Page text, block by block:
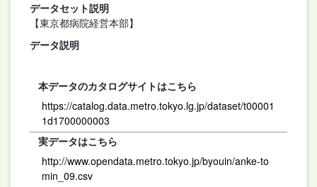
データセット説明
【東京都病院経営本部】
データ説明
本データのカタログサイトはこちら
https://catalog.data.metro.tokyo.lg.jp/dataset/t00001
1d1700000003
実データはこちら
http://www.opendata.metro.tokyo.jp/byouin/anke-to
min_09.csv